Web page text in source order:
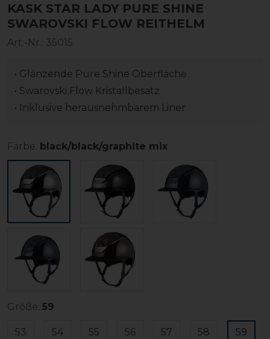
KASK STAR LADY PURE SHINE
SWAROVSKI FLOW REITHELM
Art.-Nr.: 35015
• Glänzende Pure Shine Oberfläche
• Swarovski Flow Kristallbesatz
• Inklusive herausnehmbarem Liner
Farbe: black/black/graphite mix
Größe: 59
53 54 55 56 57 58 59